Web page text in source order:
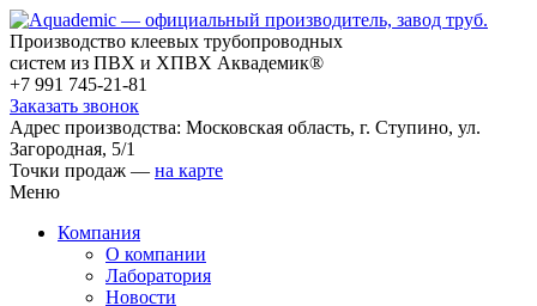
Производство клеевых трубопроводных
систем из ПВХ и ХПВХ Аквадемик®
+7 991 745-21-81
Заказать звонок
Адрес производства: Московская область, г. Ступино, ул.
Загородная, 5/1
Точки продаж — на карте
Меню
Компания
О компании
Лаборатория
Новости